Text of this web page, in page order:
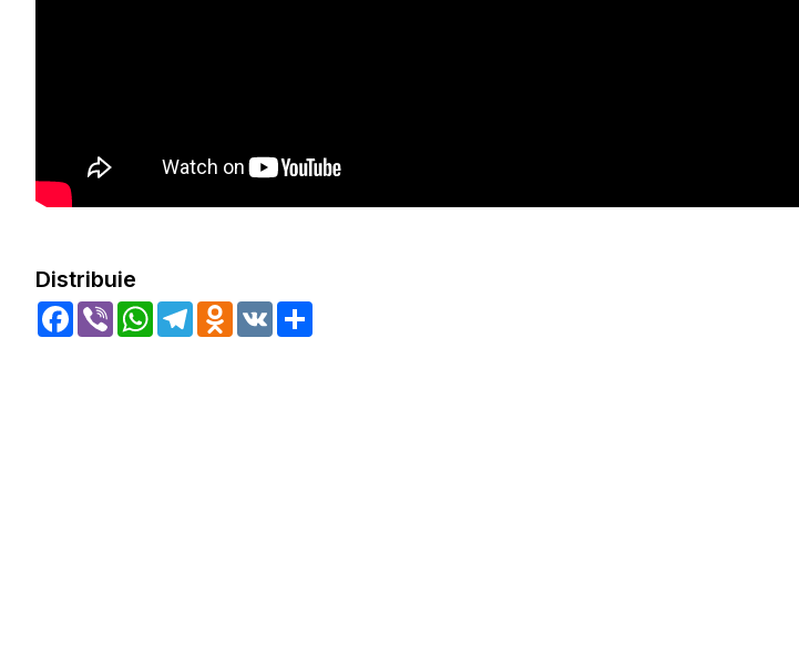
Distribuie
Facebook
Viber WhatsApp
TelegramOdnoklassniki
VK